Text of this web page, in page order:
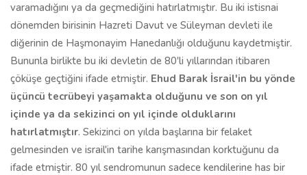
varamadığını ya da geçmediğini hatırlatmıştır. Bu iki istisnai
dönemden birisinin Hazreti Davut ve Süleyman devleti ile
diğerinin de Haşmonayim Hanedanlığı olduğunu kaydetmiştir.
Bununla birlikte bu iki devletin de 80'li yıllarından itibaren
çöküşe geçtiğini ifade etmiştir. Ehud Barak İsrail'in bu yönde
üçüncü tecrübeyi yaşamakta olduğunu ve son on yıl
içinde ya da sekizinci on yıl içinde olduklarını
hatırlatmıştır. Sekizinci on yılda başlarına bir felaket
gelmesinden ve israil'in tarihe karışmasından korktuğunu da
ifade etmiştir. 80 yıl sendromunun sadece kendilerine has bir